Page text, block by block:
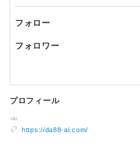
フォロー
フォロワー
プロフィール
https://da88-ai.com/